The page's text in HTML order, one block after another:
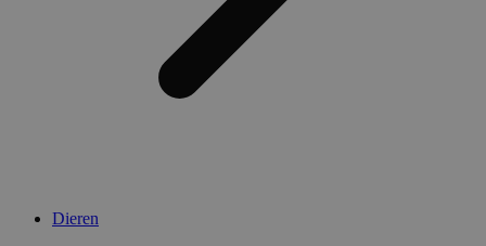
Dieren